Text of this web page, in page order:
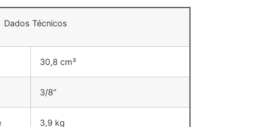
Dados Técnicos
30,8 cm³
3/8”
3,9 kg